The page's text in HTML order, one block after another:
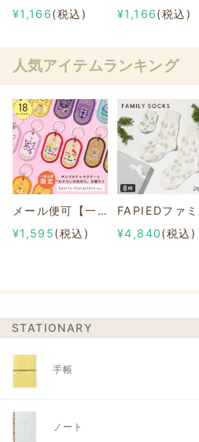
¥1,166(税込)
¥1,166(税込)
人気アイテムランキング
メール便可【一部店舗限定】2/8b PAIR KEY RING Sanrio characters ver.
¥1,595(税込)
¥4,840(税込)
STATIONARY
手帳
ノート